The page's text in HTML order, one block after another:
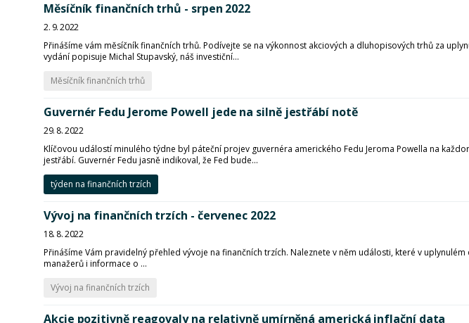
Měsíčník finančních trhů - srpen 2022
2. 9. 2022
Přinášíme vám měsíčník finančních trhů. Podívejte se na výkonnost akciových a dluhopisových trhů za
vydání popisuje Michal Stupavský, náš investiční...
Měsíčník finančních trhů
Guvernér Fedu Jerome Powell jede na silně jestřábí notě
29. 8. 2022
Klíčovou událostí minulého týdne byl páteční projev guvernéra amerického Fedu Jeroma Powella na
jestřábí. Guvernér Fedu jasně indikoval, že Fed bude...
týden na finančních trzích
Vývoj na finančních trzích - červenec 2022
18. 8. 2022
Přinášíme Vám pravidelný přehled vývoje na finančních trzích. Naleznete v něm události, které v
manažerů i informace o ...
Vývoj na finančních trzích
Akcie pozitivně reagovaly na relativně umírněná americká inflační data